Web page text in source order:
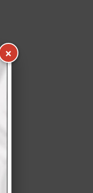
×